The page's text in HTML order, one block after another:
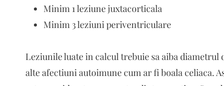
Minim 1 leziune juxtacorticala
Minim 3 leziuni periventriculare
Leziunile luate in calcul trebuie sa aiba
alte afectiuni autoimune cum ar fi boala celiaca.